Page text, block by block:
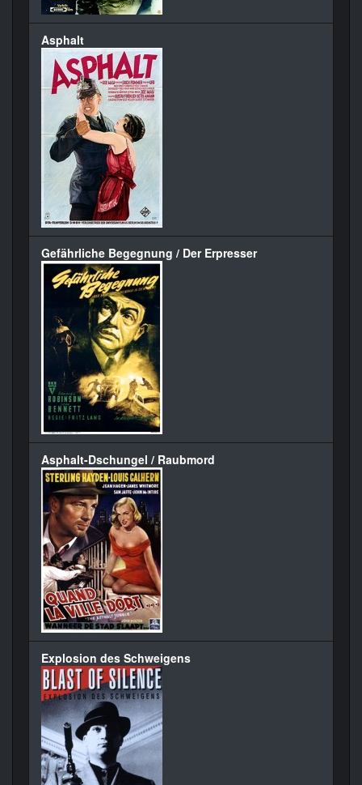
Asphalt
Gefährliche Begegnung / Der Erpresser
Asphalt-Dschungel / Raubmord
Explosion des Schweigens